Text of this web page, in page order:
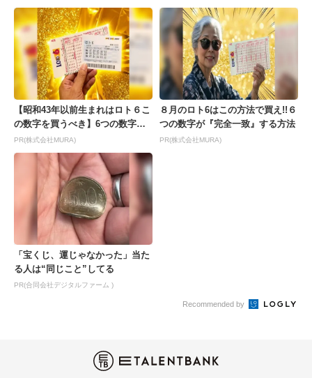
【昭和43年以前生まれはロト６こ
の数字を買うべき】6つの数字が
「完全一致」する方...
PR(株式会社MURA)
８月のロト6はこの方法で買え!!６
つの数字が『完全一致』する方法
PR(株式会社MURA)
「宝くじ、運じゃなかった」当た
る人は“同じこと”してる
PR(合同会社デジタルファーム )
Recommended by